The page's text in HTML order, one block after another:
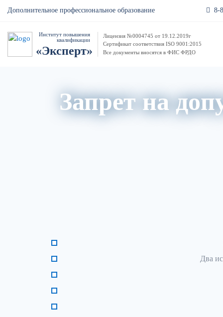
Дополнительное профессиональное образование 8-
Институт повышения
квалификации
«Эксперт»
Лицензия №0004745 от 19.12.2019г
Сертификат соответствия ISO 9001:2015
Все документы вносятся в ФИС ФРДО
Запрет на
Два